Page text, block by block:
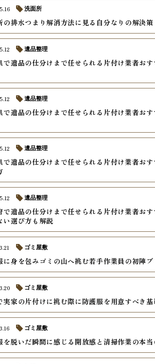
の排水つまり解消方法に見る自分なりの解決策
洗面所
で遺品の仕分けまで任せられる片付け業者お
遺品整理
で遺品の仕分けまで任せられる片付け業者お
遺品整理
で遺品の仕分けまで任せられる片付け業者お
遺品整理
で遺品の仕分けまで任せられる片付け業者お
い選び方も解説
遺品整理
に身を包みゴミの山へ挑む若手作業員の初陣
ゴミ屋敷
実家の片付けに挑む際に防護服を用意すべき基
ゴミ屋敷
を脱いだ瞬間に感じる開放感と清掃作業の本
ゴミ屋敷